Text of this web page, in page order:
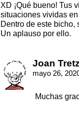
XD ¡Qué bueno! Tus
situaciones vividas
Dentro de este bicho,
Un aplauso por ello.
Joan
mayo 26,
Muchas